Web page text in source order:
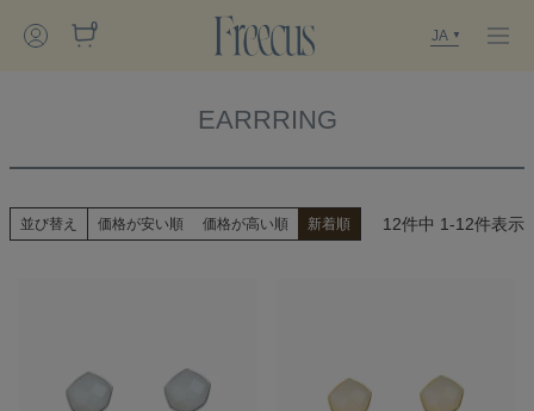
0
JA
EARRRING
並び替え 価格が安い順 価格が高い順 新着順 12件中 1-12件表示